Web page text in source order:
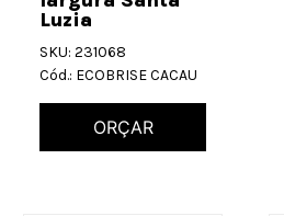
Luzia
SKU: 231068
Cód.: ECOBRISE CACAU
ORÇAR